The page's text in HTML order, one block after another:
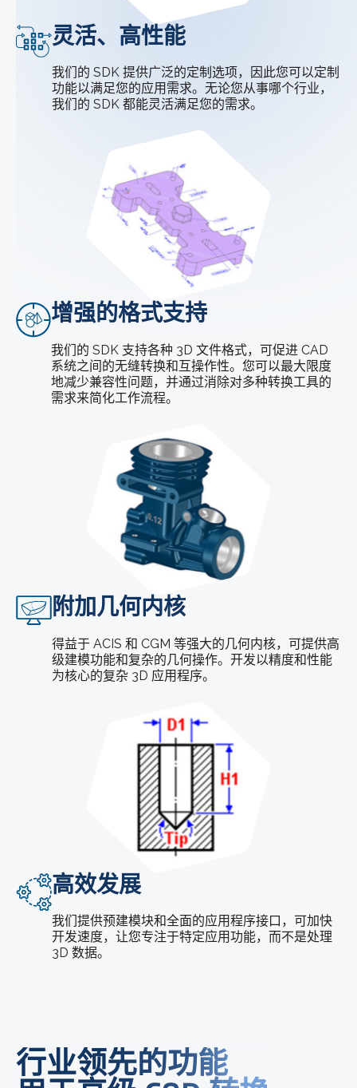
灵活、高性能
我们的 SDK 提供广泛的定制选项，因此您可以定制
功能以满足您的应用需求。无论您从事哪个行业，
我们的 SDK 都能灵活满足您的需求。
增强的格式支持
我们的 SDK 支持各种 3D 文件格式，可促进 CAD
系统之间的无缝转换和互操作性。您可以最大限度
地减少兼容性问题，并通过消除对多种转换工具的
需求来简化工作流程。
附加几何内核
得益于 ACIS 和 CGM 等强大的几何内核，可提供高
级建模功能和复杂的几何操作。开发以精度和性能
为核心的复杂 3D 应用程序。
高效发展
我们提供预建模块和全面的应用程序接口，可加快
开发速度，让您专注于特定应用功能，而不是处理
3D 数据。
行业领先的功能